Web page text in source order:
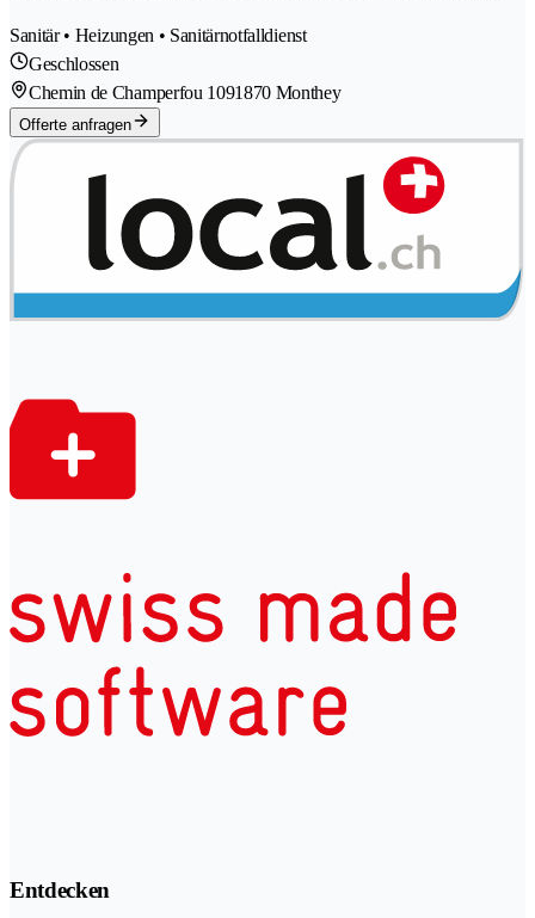
Sanitär • Heizungen • Sanitärnotfalldienst
Geschlossen
Chemin de Champerfou 1091870 Monthey
Offerte anfragen
Entdecken